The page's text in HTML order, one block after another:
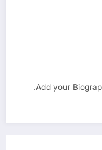
Add your